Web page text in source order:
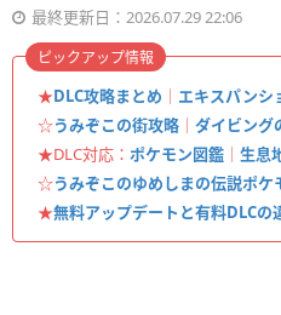
最終更新日：2026.07.29 22:06
★DLC攻略まとめ ｜ エキスパンシ
☆うみぞこの街攻略 ｜ ダイビング
★DLC対応： ポケモン図鑑 ｜ 生息
☆うみぞこのゆめしまの伝説ポケ
★無料アップデートと有料DLCの
ピックアップ情報